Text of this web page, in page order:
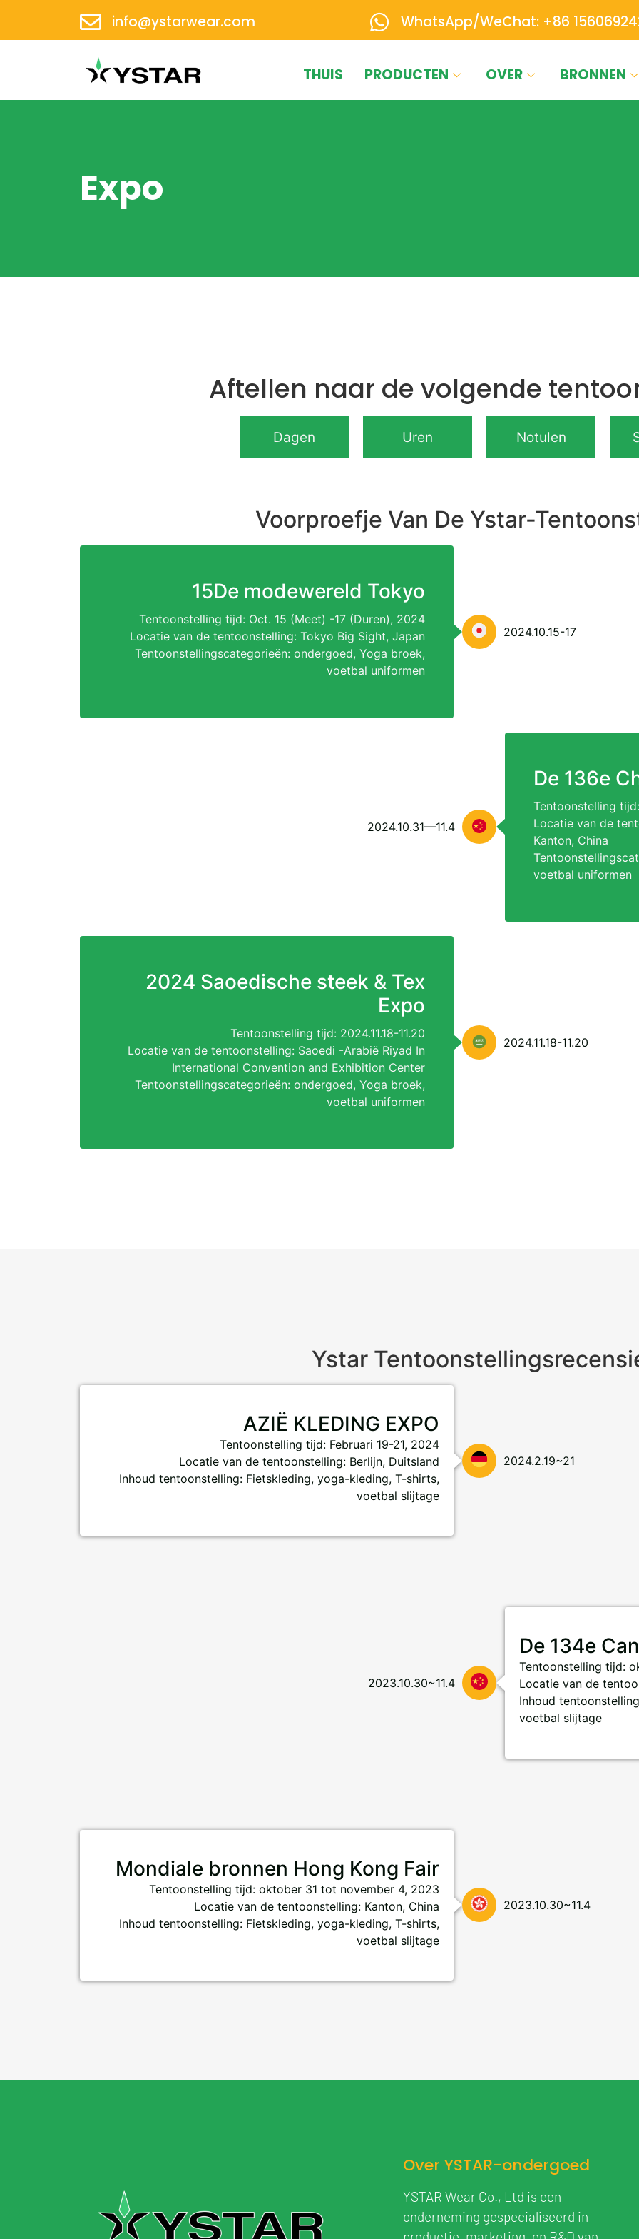
info@ystarwear.com WhatsApp/WeChat: +86
THUIS PRODUCTEN OVER BRONNEN
Expo
Aftellen naar de volgende
Dagen Uren Notulen
Voorproefje Van De Ystar-
15De modewereld Tokyo
Tentoonstelling tijd: Oct. 15 (Meet) -17 (Duren), 2024
Locatie van de tentoonstelling: Tokyo Big Sight, Japan
Tentoonstellingscategorieën: ondergoed, Yoga broek,
voetbal uniformen
2024.10.15-17
De 136e
Tentoonstelling
Locatie van de
Kanton, China
voetbal uniformen
2024.10.31—11.4
2024 Saoedische steek & Tex
Expo
Tentoonstelling tijd: 2024.11.18-11.20
Locatie van de tentoonstelling: Saoedi -Arabië Riyad In
International Convention and Exhibition Center
Tentoonstellingscategorieën: ondergoed, Yoga broek,
voetbal uniformen
2024.11.18-11.20
Ystar
AZIË KLEDING EXPO
Tentoonstelling tijd: Februari 19-21, 2024
Locatie van de tentoonstelling: Berlijn, Duitsland
Inhoud tentoonstelling: Fietskleding, yoga-kleding, T-shirts,
voetbal slijtage
2024.2.19~21
De 134e
Tentoonstelling tijd:
Locatie van de
Inhoud
voetbal slijtage
2023.10.30~11.4
Mondiale bronnen Hong Kong Fair
Tentoonstelling tijd: oktober 31 tot november 4, 2023
Locatie van de tentoonstelling: Kanton, China
Inhoud tentoonstelling: Fietskleding, yoga-kleding, T-shirts,
voetbal slijtage
2023.10.30~11.4
Over YSTAR-ondergoed
YSTAR Wear Co., Ltd is een
onderneming gespecialiseerd in